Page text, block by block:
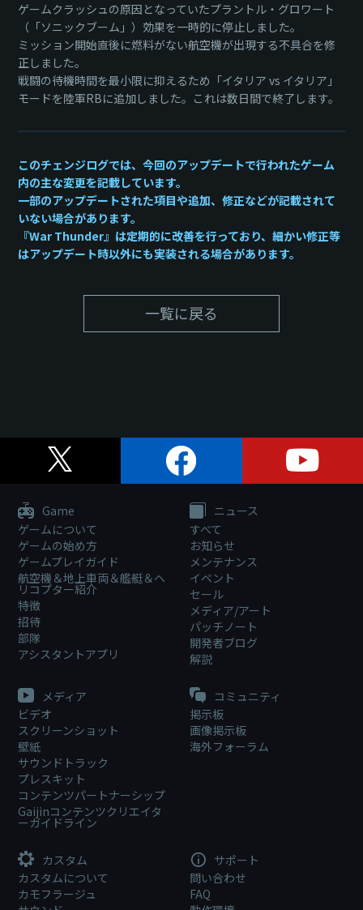
ゲームクラッシュの原因となっていたプラントル・グロワート
（「ソニックブーム」）効果を一時的に停止しました。
ミッション開始直後に燃料がない航空機が出現する不具合を修
正しました。
戦闘の待機時間を最小限に抑えるため「イタリア vs イタリア」
モードを陸軍RBに追加しました。これは数日間で終了します。
このチェンジログでは、今回のアップデートで行われたゲーム
内の主な変更を記載しています。
一部のアップデートされた項目や追加、修正などが記載されて
いない場合があります。
『War Thunder』は定期的に改善を行っており、細かい修正等
はアップデート時以外にも実装される場合があります。
一覧に戻る
Game
ゲームについて
ゲームの始め方
ゲームプレイガイド
航空機＆地上車両＆艦艇＆ヘ
リコプター紹介
特徴
招待
部隊
アシスタントアプリ
ニュース
すべて
お知らせ
メンテナンス
イベント
セール
メディア/アート
パッチノート
開発者ブログ
解説
メディア
ビデオ
スクリーンショット
壁紙
サウンドトラック
プレスキット
コンテンツパートナーシップ
Gaijinコンテンツクリエイタ
ーガイドライン
コミュニティ
掲示板
画像掲示板
海外フォーラム
カスタム
カスタムについて
カモフラージュ
サポート
問い合わせ
FAQ